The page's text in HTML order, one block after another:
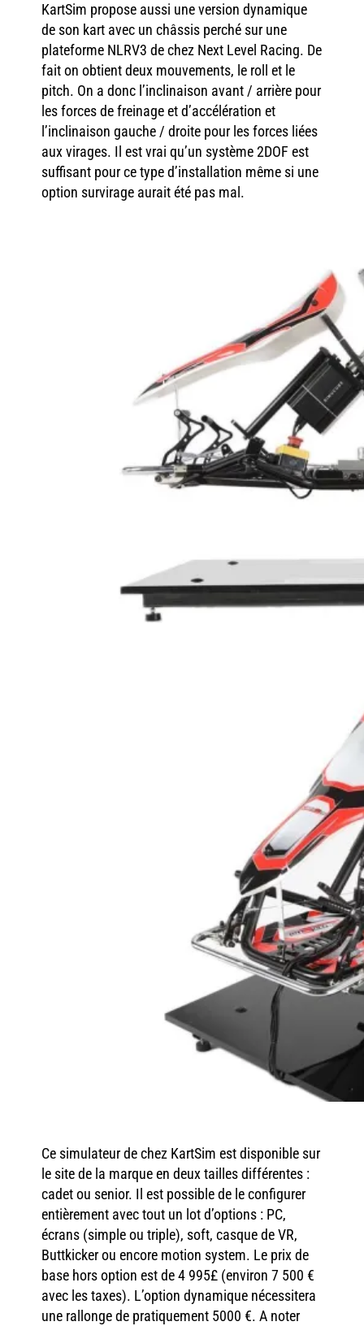
KartSim propose aussi une version dynamique
de son kart avec un châssis perché sur une
plateforme NLRV3 de chez Next Level Racing. De
fait on obtient deux mouvements, le roll et le
pitch. On a donc l’inclinaison avant / arrière pour
les forces de freinage et d’accélération et
l’inclinaison gauche / droite pour les forces liées
aux virages. Il est vrai qu’un système 2DOF est
suffisant pour ce type d’installation même si une
option survirage aurait été pas mal.
Ce simulateur de chez KartSim est disponible sur
le site de la marque en deux tailles différentes :
cadet ou senior. Il est possible de le configurer
entièrement avec tout un lot d’options : PC,
écrans (simple ou triple), soft, casque de VR,
Buttkicker ou encore motion system. Le prix de
base hors option est de 4 995£ (environ 7 500 €
avec les taxes). L’option dynamique nécessitera
une rallonge de pratiquement 5000 €. A noter